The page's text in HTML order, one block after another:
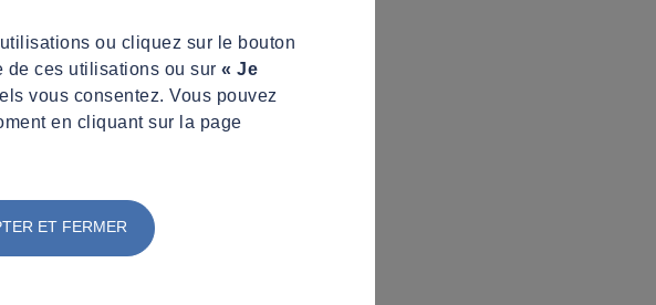
ou cliquez sur le bouton
de ces utilisations ou sur « Je
vous consentez. Vous pouvez
en cliquant sur la page
ET FERMER